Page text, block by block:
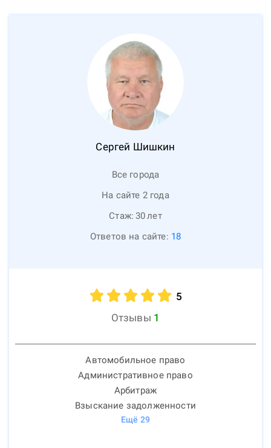
Сергей Шишкин
Все города
На сайте 2 года
Стаж: 30лет
Ответов на сайте: 18
5
Отзывы 1
Автомобильное право
Административное право
Арбитраж
Взыскание задолженности
Ещё 29